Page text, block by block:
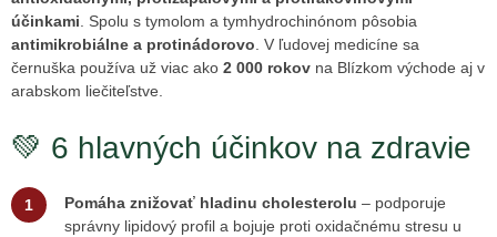
účinkami . Spolu s tymolom a tymhydrochinónom pôsobia
antimikrobiálne a protinádorovo . V ľudovej medicíne sa
černuška používa už viac ako 2 000 rokov na Blízkom východe aj v
arabskom liečiteľstve.
💚 6 hlavných účinkov na zdravie
Pomáha znižovať hladinu cholesterolu – podporuje
správny lipidový profil a bojuje proti oxidačnému stresu u